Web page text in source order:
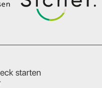
starten